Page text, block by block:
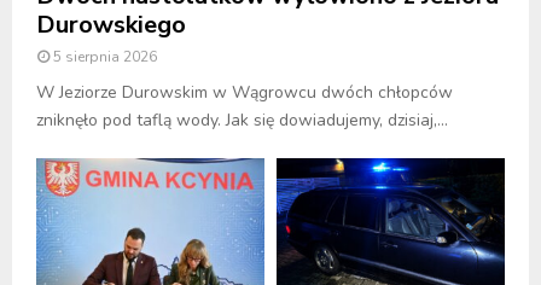
Durowskiego
5 sierpnia 2026
W Jeziorze Durowskim w Wągrowcu dwóch chłopców
zniknęło pod taflą wody. Jak się dowiadujemy, dzisiaj,...